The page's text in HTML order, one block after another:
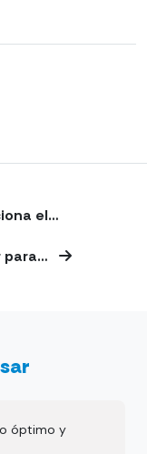
el…
para…
óptimo y